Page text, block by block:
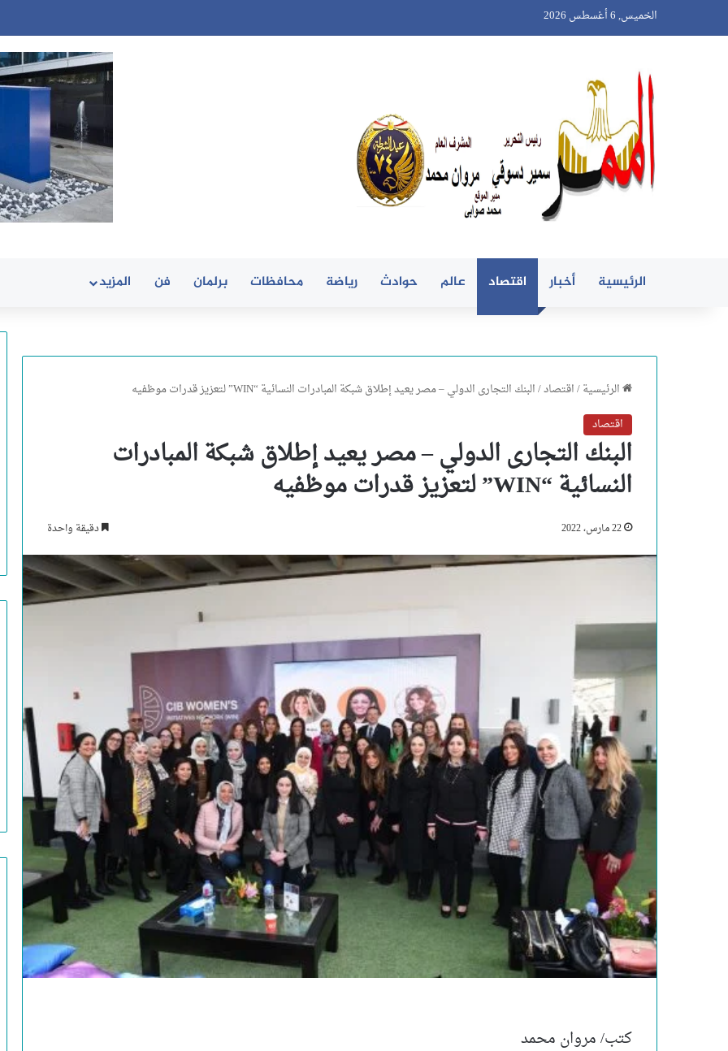
الخميس, 6 أغسطس 2026
الرئيسية أخبار اقتصاد عالم حوادث رياضة محافظات برلمان فن المزيد
الرئيسية/اقتصاد/البنك التجارى الدولي – مصر يعيد إطلاق شبكة المبادرات النسائية “WIN” لتعزيز قدرات موظفيه
اقتصاد
البنك التجارى الدولي – مصر يعيد إطلاق شبكة المبادرات
النسائية “WIN” لتعزيز قدرات موظفيه
22 مارس، 2022 دقيقة واحدة
كتب/ مروان محمد